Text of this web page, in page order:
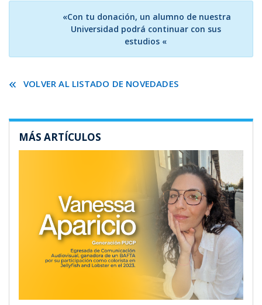
«Con tu donación, un alumno de nuestra
Universidad podrá continuar con sus
estudios «
VOLVER AL LISTADO DE NOVEDADES
MÁS ARTÍCULOS